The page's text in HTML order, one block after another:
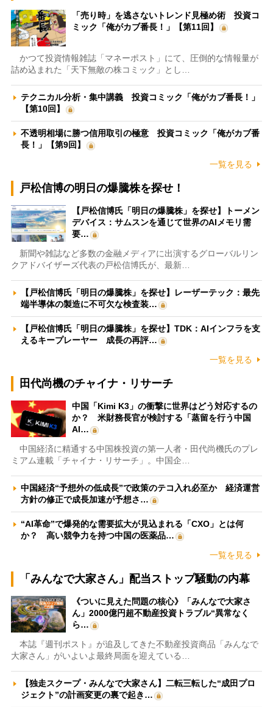
「売り時」を逃さないトレンド見極め術 投資コ
ミック「俺がカブ番長！」【第11回】
かつて投資情報雑誌「マネーポスト」にて、圧倒的な情報量が
詰め込まれた「天下無敵の株コミック」とし…
テクニカル分析・集中講義 投資コミック「俺がカブ番長！」
【第10回】
不透明相場に勝つ信用取引の極意 投資コミック「俺がカブ番
長！」【第9回】
一覧を見る
戸松信博の明日の爆騰株を探せ！
【戸松信博氏「明日の爆騰株」を探せ】トーメン
デバイス：サムスンを通じて世界のAIメモリ需
要…
新聞や雑誌など多数の金融メディアに出演するグローバルリン
クアドバイザーズ代表の戸松信博氏が、最新…
【戸松信博氏「明日の爆騰株」を探せ】レーザーテック：最先
端半導体の製造に不可欠な検査装…
【戸松信博氏「明日の爆騰株」を探せ】TDK：AIインフラを支
えるキープレーヤー 成長の再評…
一覧を見る
田代尚機のチャイナ・リサーチ
中国「Kimi K3」の衝撃に世界はどう対応するの
か？ 米財務長官が検討する「蒸留を行う中国
AI…
中国経済に精通する中国株投資の第一人者・田代尚機氏のプレ
ミアム連載「チャイナ・リサーチ」。中国企…
中国経済“予想外の低成長”で政策のテコ入れ必至か 経済運営
方針の修正で成長加速が予想さ…
“AI革命”で爆発的な需要拡大が見込まれる「CXO」とは何
か？ 高い競争力を持つ中国の医薬品…
一覧を見る
「みんなで大家さん」配当ストップ騒動の内幕
《ついに見えた問題の核心》「みんなで大家さ
ん」2000億円超不動産投資トラブル“異常なく
ら…
本誌『週刊ポスト』が追及してきた不動産投資商品「みんなで
大家さん」がいよいよ最終局面を迎えている…
【独走スクープ・みんなで大家さん】二転三転した“成田プロ
ジェクト”の計画変更の裏で起き…